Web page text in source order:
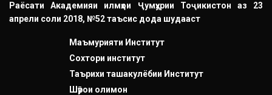
Раёсати Академияи илмҳои Ҷумҳурии Тоҷикистон аз 23
апрели соли 2018, №52 таъсис дода шудааст
Маъмурияти Институт
Сохтори институт
Таърихи ташакулёбии Институт
Шӯрои олимон